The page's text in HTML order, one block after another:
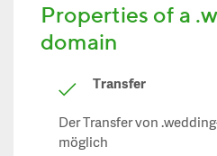
Properties of a
domain
Transfer
Der Transfer von
möglich